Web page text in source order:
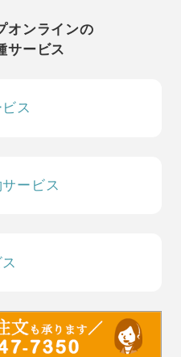
オンラインの
サービス
ス
ービス